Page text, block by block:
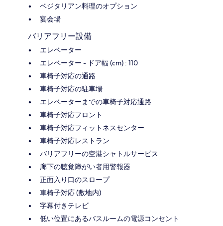
ベジタリアン料理のオプション
宴会場
バリアフリー設備
エレベーター
エレベーター - ドア幅 (cm) : 110
車椅子対応の通路
車椅子対応の駐車場
エレベーターまでの車椅子対応通路
車椅子対応フロント
車椅子対応フィットネスセンター
車椅子対応レストラン
バリアフリーの空港シャトルサービス
廊下の聴覚障がい者用警報器
正面入り口のスロープ
車椅子対応 (敷地内)
字幕付きテレビ
低い位置にあるバスルームの電源コンセント